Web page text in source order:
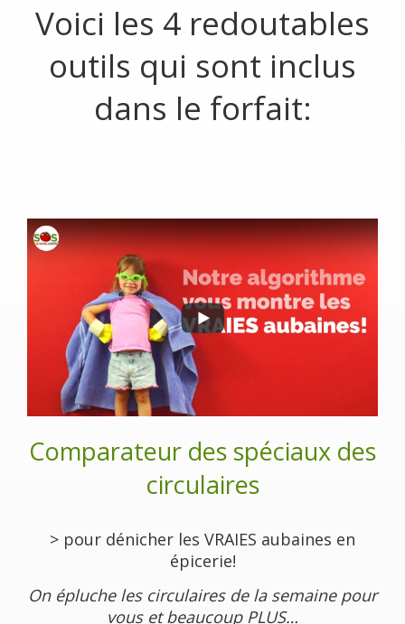
Voici les 4 redoutables
outils qui sont inclus
dans le forfait:
Comparateur des spéciaux des
circulaires
> pour dénicher les VRAIES aubaines en
épicerie!
On épluche les circulaires de la semaine pour
vous et beaucoup PLUS…